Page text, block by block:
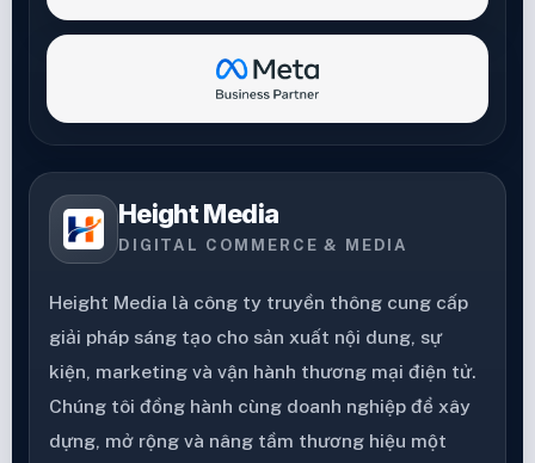
Height Media
DIGITAL COMMERCE & MEDIA
Height Media là công ty truyền thông cung cấp
giải pháp sáng tạo cho sản xuất nội dung, sự
kiện, marketing và vận hành thương mại điện tử.
Chúng tôi đồng hành cùng doanh nghiệp để xây
dựng, mở rộng và nâng tầm thương hiệu một